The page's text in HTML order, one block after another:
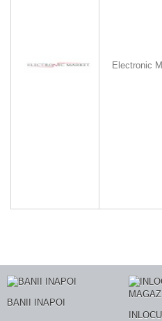
Electronic M
BANII INAPOI